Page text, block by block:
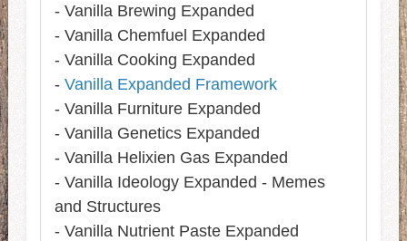
- Vanilla Brewing Expanded
- Vanilla Chemfuel Expanded
- Vanilla Cooking Expanded
- Vanilla Expanded Framework
- Vanilla Furniture Expanded
- Vanilla Genetics Expanded
- Vanilla Helixien Gas Expanded
- Vanilla Ideology Expanded - Memes
and Structures
- Vanilla Nutrient Paste Expanded